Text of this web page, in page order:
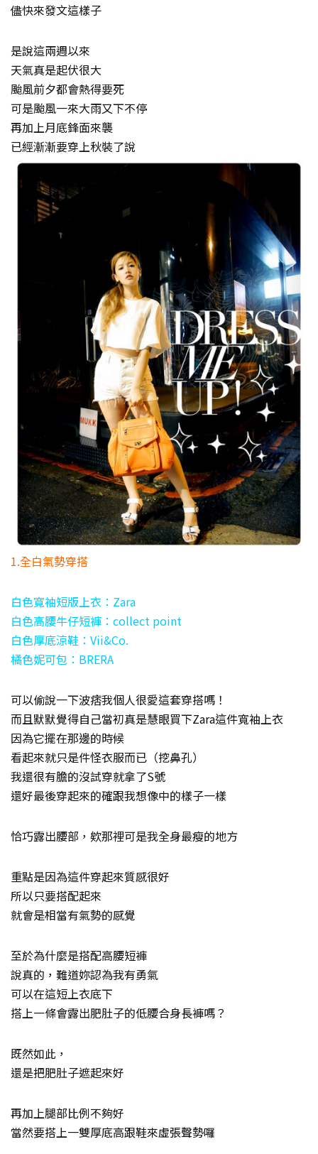
儘快來發文這樣子
是說這兩週以來
天氣真是起伏很大
颱風前夕都會熱得要死
可是颱風一來大雨又下不停
再加上月底鋒面來襲
已經漸漸要穿上秋裝了說
1.全白氣勢穿搭
白色寬袖短版上衣：Zara
白色高腰牛仔短褲：collect point
白色厚底涼鞋：Vii&Co.
橘色妮可包：BRERA
可以偷說一下波痞我個人很愛這套穿搭嗎！
而且默默覺得自己當初真是慧眼買下Zara這件寬袖上衣
因為它擺在那邊的時候
看起來就只是件怪衣服而已（挖鼻孔）
我還很有膽的沒試穿就拿了S號
還好最後穿起來的確跟我想像中的樣子一樣
恰巧露出腰部，欸那裡可是我全身最瘦的地方
重點是因為這件穿起來質感很好
所以只要搭配起來
就會是相當有氣勢的感覺
至於為什麼是搭配高腰短褲
說真的，難道妳認為我有勇氣
可以在這短上衣底下
搭上一條會露出肥肚子的低腰合身長褲嗎？
既然如此，
還是把肥肚子遮起來好
再加上腿部比例不夠好
當然要搭上一雙厚底高跟鞋來虛張聲勢囉